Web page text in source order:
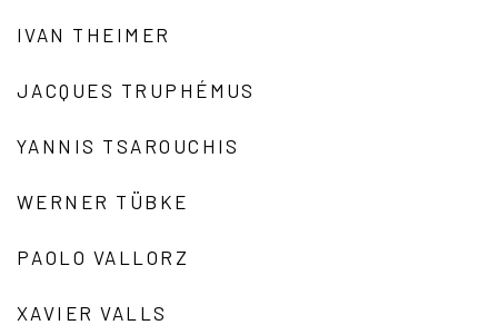
IVAN THEIMER
JACQUES TRUPHÉMUS
YANNIS TSAROUCHIS
WERNER TÜBKE
PAOLO VALLORZ
XAVIER VALLS